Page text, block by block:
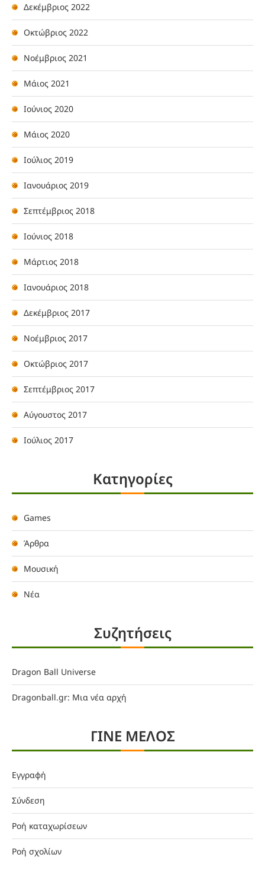
Δεκέμβριος 2022
Οκτώβριος 2022
Νοέμβριος 2021
Μάιος 2021
Ιούνιος 2020
Μάιος 2020
Ιούλιος 2019
Ιανουάριος 2019
Σεπτέμβριος 2018
Ιούνιος 2018
Μάρτιος 2018
Ιανουάριος 2018
Δεκέμβριος 2017
Νοέμβριος 2017
Οκτώβριος 2017
Σεπτέμβριος 2017
Αύγουστος 2017
Ιούλιος 2017
Kατηγορίες
Games
Άρθρα
Μουσική
Νέα
Συζητήσεις
Dragon Ball Universe
Dragonball.gr: Μια νέα αρχή
ΓΙΝΕ ΜΕΛΟΣ
Εγγραφή
Σύνδεση
Ροή καταχωρίσεων
Ροή σχολίων